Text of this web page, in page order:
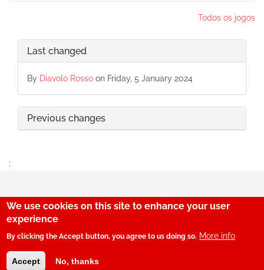
Todos os jogos
Last changed
By Diavolo Rosso on Friday, 5 January 2024
Previous changes
;
© SerBenfiquista.com 2001-2026
29
We use cookies on this site to enhance your user
experience
By clicking the Accept button, you agree to us doing so. More info
Accept No, thanks